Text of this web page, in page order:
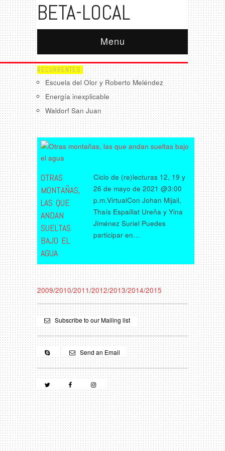
BETA-LOCAL
Menu
RECURRENTES:
Escuela del Olor y Roberto Meléndez
Energía inexplicable
Waldorf San Juan
OTRAS
MONTAÑAS,
LAS QUE
ANDAN
SUELTAS
BAJO EL
AGUA
Ciclo de (re)lecturas 12, 19 y
26 de mayo de 2021 @3:00
p.m.VirtualCon Johan Mijail,
Thaís Espaillat Ureña y Yina
Jiménez Suriel Puedes
participar en…
2009/2010/2011/2012/2013/2014/2015
Subscribe to our Mailing list
Send an Email